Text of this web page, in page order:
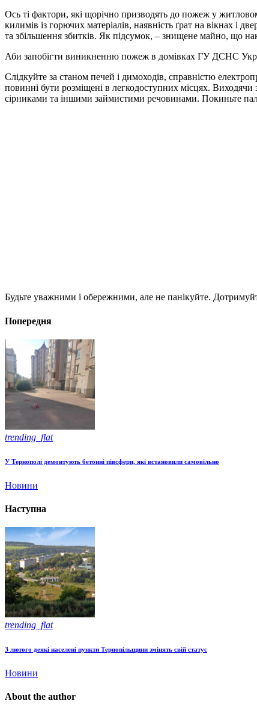
Ось ті фактори, які щорічно призводять до пожеж у
килимів із горючих матеріалів, наявність ґрат на вікнах
та збільшення збитків. Як підсумок, – знищене майно, що
Аби запобігти виникненню пожеж в домівках ГУ ДСНС
Слідкуйте за станом печей і димоходів, справністю
повинні бути розміщені в легкодоступних місцях.
сірниками та іншими займистими речовинами. Покиньте
Будьте уважними і обережними, але не панікуйте.
Попередня
trending_flat
У Тернополі демонтують бетонні півсфери, які встановили самовільно
Новини
Наступна
trending_flat
З лютого деякі населені пункти Тернопільщини змінять свій статус
Новини
About the author